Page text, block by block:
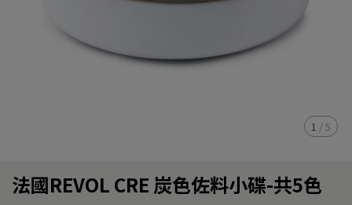
1 /5
法國REVOL CRE 炭色佐料小碟-共5色